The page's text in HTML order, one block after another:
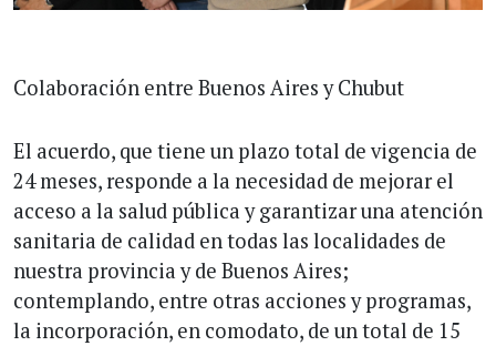
Colaboración entre Buenos Aires y Chubut
El acuerdo, que tiene un plazo total de vigencia de
24 meses, responde a la necesidad de mejorar el
acceso a la salud pública y garantizar una atención
sanitaria de calidad en todas las localidades de
nuestra provincia y de Buenos Aires;
contemplando, entre otras acciones y programas,
la incorporación, en comodato, de un total de 15